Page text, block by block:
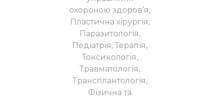
охороною здоров’я,
Пластична хірургія,
Паразитологія,
Педіатрія, Терапія,
Токсикологія,
Травматологія,
Трансплантологія,
Фізична та